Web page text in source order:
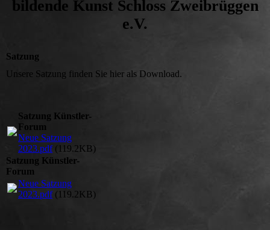
bildende Kunst Schloss Zweibrüggen
e.V.
Satzung
Unsere Satzung finden Sie hier als Download.
Satzung Künstler-
Forum
Neue Satzung
2023.pdf(119.2KB)
Satzung Künstler-
Forum
Neue Satzung
2023.pdf(119.2KB)